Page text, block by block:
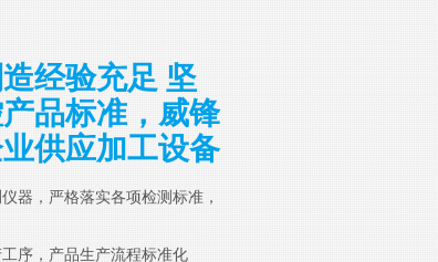
经验充足 坚
品标准，威锋
供应加工设备
器，严格落实各项检测标准，
序，产品生产流程标准化